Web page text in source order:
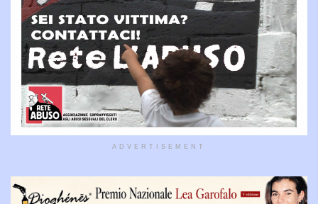
ADVERTISEMENT